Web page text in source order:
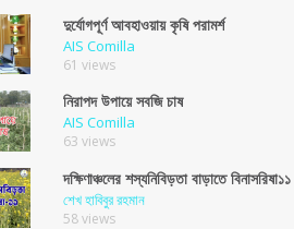
দুর্যোগপূর্ণ আবহাওয়ায় কৃষি পরামর্শ
AIS Comilla
61 views
নিরাপদ উপায়ে সবজি চাষ
AIS Comilla
63 views
দক্ষিণাঞ্চলের শস্যনিবিড়তা বাড়াতে বিনাসরিষা১১
শেখ হাবিবুর রহমান
58 views